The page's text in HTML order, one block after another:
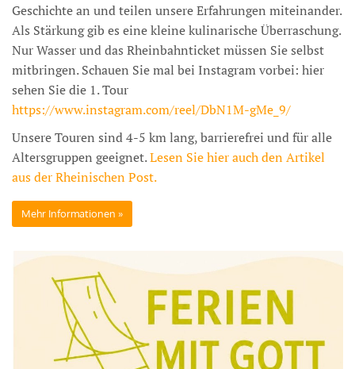
Geschichte an und teilen unsere Erfahrungen miteinander.
Als Stärkung gib es eine kleine kulinarische Überraschung.
Nur Wasser und das Rheinbahnticket müssen Sie selbst
mitbringen. Schauen Sie mal bei Instagram vorbei: hier
sehen Sie die 1. Tour
https://www.instagram.com/reel/DbN1M-gMe_9/
Unsere Touren sind 4-5 km lang, barrierefrei und für alle
Altersgruppen geeignet.Lesen Sie hier auch den Artikel
aus der Rheinischen Post.
Mehr Informationen